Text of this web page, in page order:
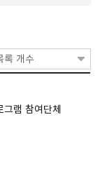
록 개수
램 참여단체